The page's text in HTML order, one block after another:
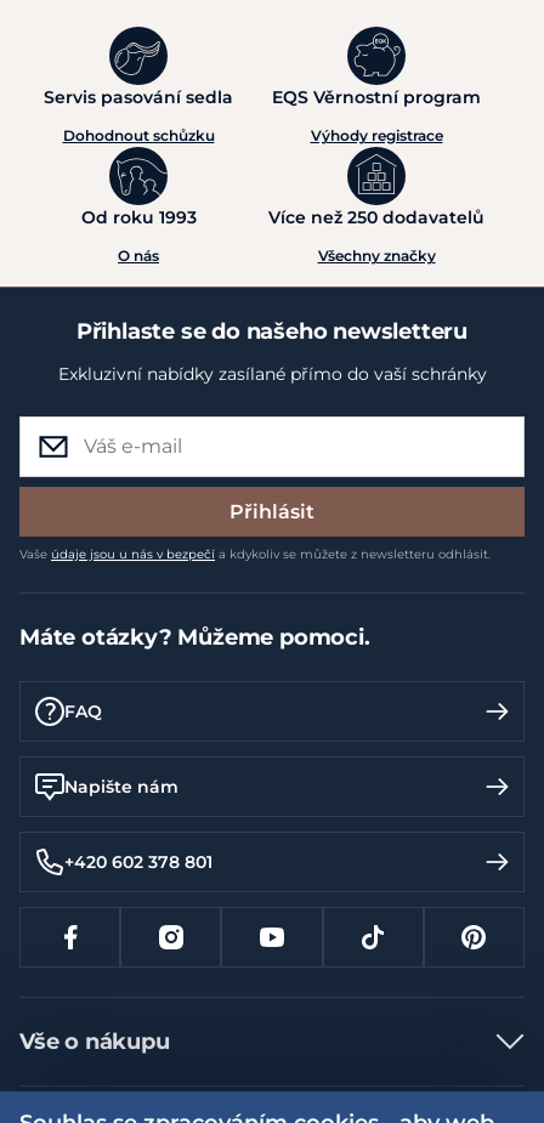
Servis pasování sedla
Dohodnout schůzku
EQS Věrnostní program
Výhody registrace
Od roku 1993
O nás
Více než 250 dodavatelů
Všechny značky
Přihlaste se do našeho newsletteru
Exkluzivní nabídky zasílané přímo do vaší schránky
Přihlásit
Vaše údaje jsou u nás v bezpečí a kdykoliv se můžete z newsletteru odhlásit.
Máte otázky? Můžeme pomoci.
FAQ
Napište nám
+420 602 378 801
Vše o nákupu
Jak nakupovat